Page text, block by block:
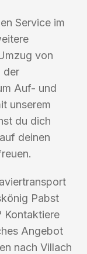
Service im
von
der
Auf- und
unserem
du dich
deinen
Pabst
Kontaktiere
Angebot
nach Villach